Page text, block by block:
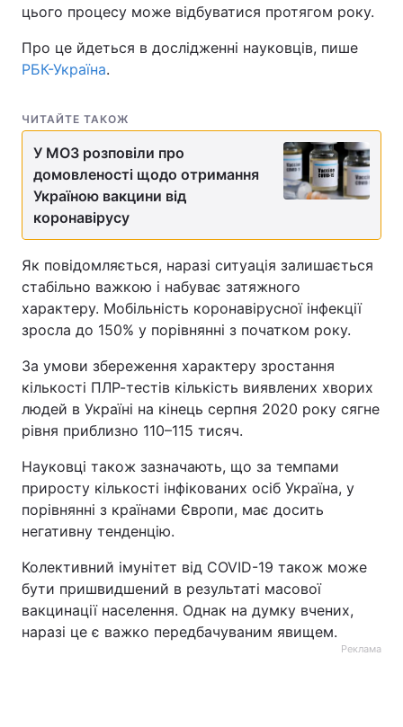
цього процесу може відбуватися протягом року.
Про це йдеться в дослідженні науковців, пише
РБК-Україна.
ЧИТАЙТЕ ТАКОЖ
У МОЗ розповіли про
домовленості щодо отримання
Україною вакцини від
коронавірусу
Як повідомляється, наразі ситуація залишається
стабільно важкою і набуває затяжного
характеру. Мобільність коронавірусної інфекції
зросла до 150% у порівнянні з початком року.
За умови збереження характеру зростання
кількості ПЛР-тестів кількість виявлених хворих
людей в Україні на кінець серпня 2020 року сягне
рівня приблизно 110–115 тисяч.
Науковці також зазначають, що за темпами
приросту кількості інфікованих осіб Україна, у
порівнянні з країнами Європи, має досить
негативну тенденцію.
Колективний імунітет від COVID-19 також може
бути пришвидшений в результаті масової
вакцинації населення. Однак на думку вчених,
наразі це є важко передбачуваним явищем.
Реклама